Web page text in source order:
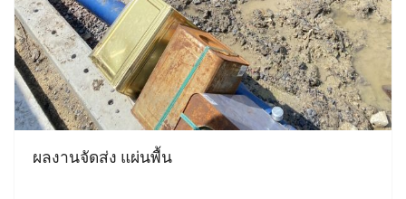
ผลงานจัดส่ง แผ่นพื้น